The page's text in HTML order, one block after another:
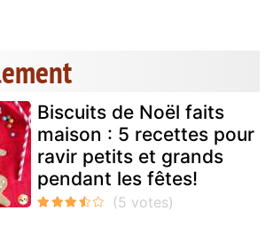
Biscuits de Noël faits
maison : 5 recettes pour
ravir petits et grands
pendant les fêtes!